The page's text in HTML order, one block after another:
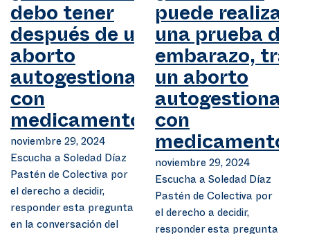
debo tener
después de un
aborto
autogestionado
con
medicamentos?
noviembre 29, 2024
Escucha a Soledad Díaz
Pastén de Colectiva por
el derecho a decidir,
responder esta pregunta
en la conversación del
puede realizar
una prueba de
embarazo, tras
un aborto
autogestionado
con
medicamentos?
noviembre 29, 2024
Escucha a Soledad Díaz
Pastén de Colectiva por
el derecho a decidir,
responder esta pregunta